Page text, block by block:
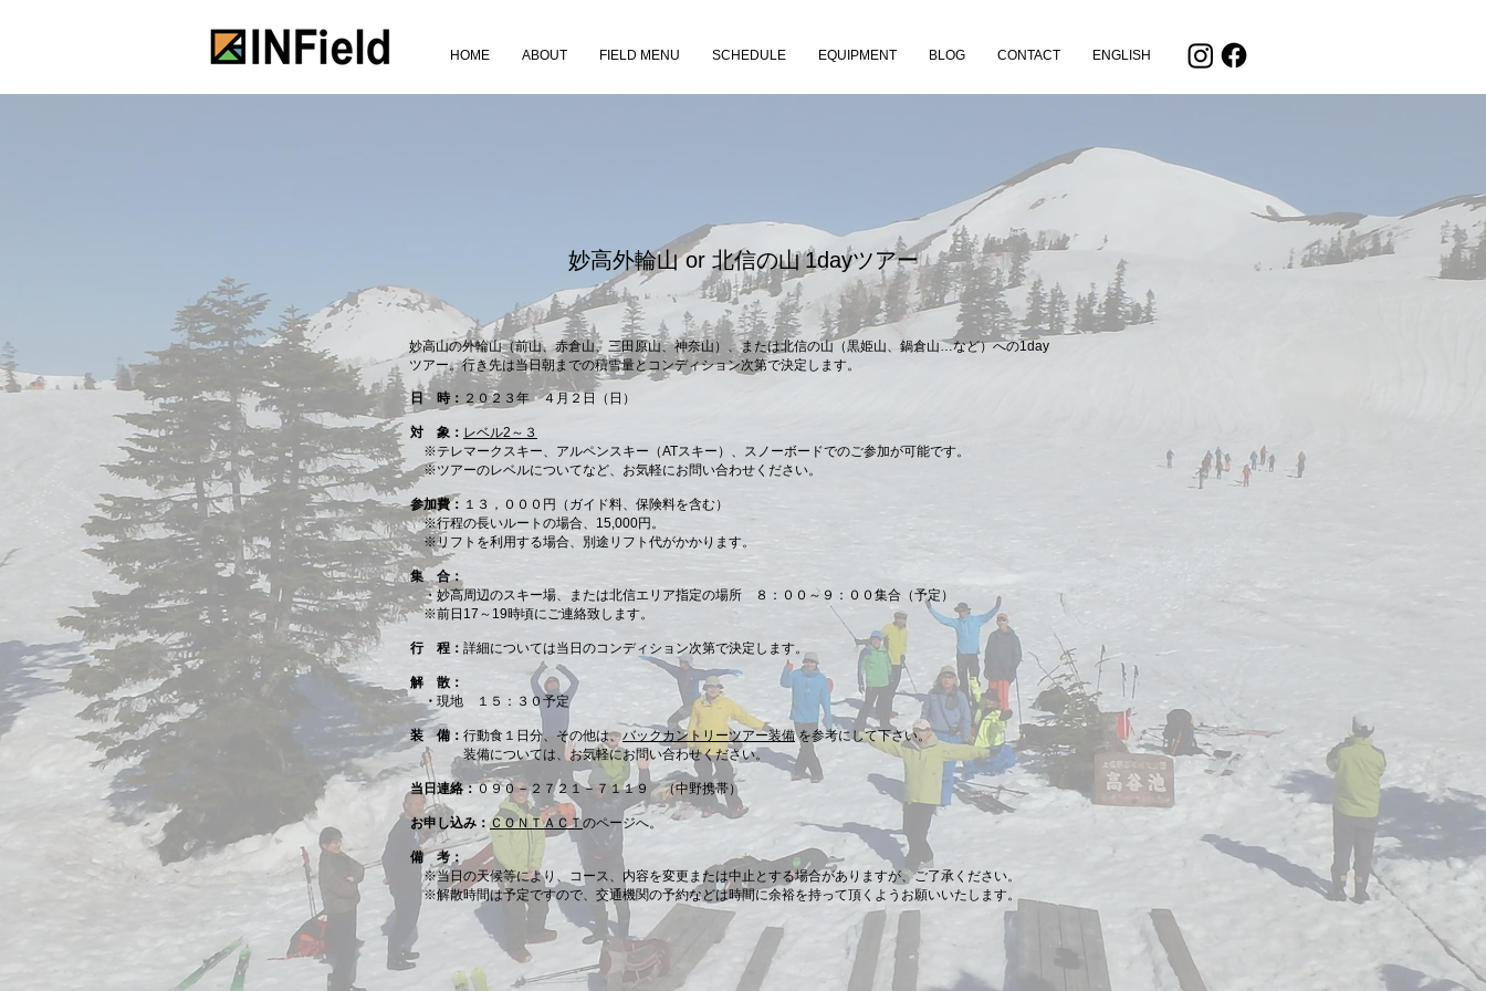
HOME ABOUT FIELD MENU SCHEDULE EQUIPMENT BLOG CONTACT ENGLISH
妙高外輪山 or 北信の山 1dayツアー
​妙高山の外輪山（前山、赤倉山、三田原山、神奈山）、または北信の山（黒姫山、鍋倉山…など）への1day
ツアー。行き先は当日朝までの積雪量とコンディション次第で決定します。
日 時： ２０２３年 ４月２日（日）
対 象： レベル2～３
※テレマークスキー、アルペンスキー（ATスキー）、スノーボードでのご参加が可能です。
​ ※ツアーのレベルについてなど、お気軽にお問い合わせください。
参加費： １３，０００円（ガイド料、保険料を含む）
※行程の長いルートの場合、15,000円。
※リフトを利用する場合、別途リフト代がかかります。
集 合：
・妙高周辺のスキー場、または北信エリア指定の場所 ８：００～９：００集合（予定）
※前日17～19時頃にご連絡致します。
行 程： 詳細については当日のコンディション次第で決定します。
解 散：
・ 現地 １５：３０予定
装 備： 行動食１日分、その他は、バックカントリーツアー装備を参考にして下さい。
装備については、お気軽にお問い合わせください。
当日連絡：０９０－２７２１－７１１９ （中野携帯）
お申し込み：ＣＯＮＴＡＣＴのページへ。
備 考：
※当日の天候等により、コース、内容を変更または中止とする場合がありますが、ご了承ください。
※解散時間は予定ですので、交通機関の予約などは時間に余裕を持って頂くようお願いいたします。